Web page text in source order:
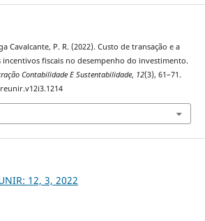
Cavalcante, P. R. (2022). Custo de transação e a
fiscais no desempenho do investimento.
Contabilidade E Sustentabilidade, 12(3), 61–71.
12, 3, 2022